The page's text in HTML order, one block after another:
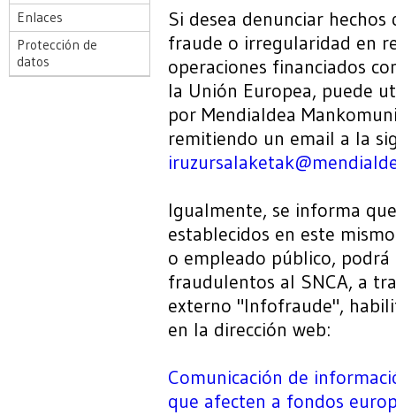
Enlaces
Protección de
datos
Si desea denunciar
fraude o irregularidad en
operaciones financiados
la Unión Europea, puede
por Mendialdea
remitiendo un email a la
Igualmente, se informa
establecidos en este
o empleado público,
fraudulentos al SNCA, a
externo "Infofraude",
en la dirección web:
Comunicación de
que afecten a fondos